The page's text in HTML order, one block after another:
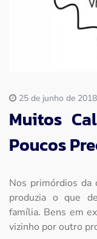
Imprensa
25 de junho de 2018
Muitos
Poucos
Nos primórdios da
produzia o que
família. Bens em
vizinho por outro